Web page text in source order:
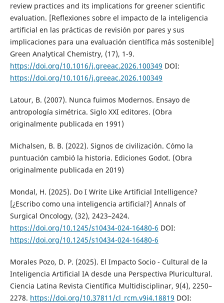
review practices and its implications for greener scientific
evaluation. [Reflexiones sobre el impacto de la inteligencia
artificial en las prácticas de revisión por pares y sus
implicaciones para una evaluación científica más sostenible]
Green Analytical Chemistry, (17), 1-9.
https://doi.org/10.1016/j.greeac.2026.100349 DOI:
https://doi.org/10.1016/j.greeac.2026.100349
Latour, B. (2007). Nunca fuimos Modernos. Ensayo de
antropología simétrica. Siglo XXI editores. (Obra
originalmente publicada en 1991)
Michalsen, B. B. (2022). Signos de civilización. Cómo la
puntuación cambió la historia. Ediciones Godot. (Obra
originalmente publicada en 2019)
Mondal, H. (2025). Do I Write Like Artificial Intelligence?
[¿Escribo como una inteligencia artificial?] Annals of
Surgical Oncology, (32), 2423–2424.
https://doi.org/10.1245/s10434-024-16480-6 DOI:
https://doi.org/10.1245/s10434-024-16480-6
Morales Pozo, D. P. (2025). El Impacto Socio - Cultural de la
Inteligencia Artificial IA desde una Perspectiva Pluricultural.
Ciencia Latina Revista Científica Multidisciplinar, 9(4), 2250–
2278. https://doi.org/10.37811/cl_rcm.v9i4.18819 DOI: